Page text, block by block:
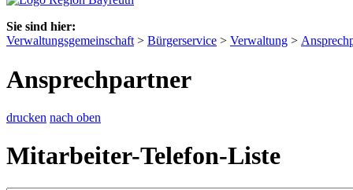
Sie sind hier:
Verwaltungsgemeinschaft > Bürgerservice > Verwaltung >
Ansprechpartner
drucken nach oben
Mitarbeiter-Telefon-Liste